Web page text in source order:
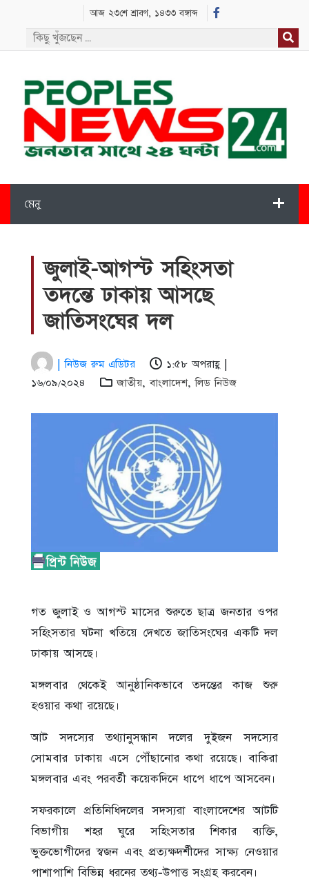
আজ ২৩শে শ্রাবণ, ১৪৩৩ বঙ্গাব্দ
মেনু
জুলাই-আগস্ট সহিংসতা
তদন্তে ঢাকায় আসছে
জাতিসংঘের দল
| নিউজ রুম এডিটর
১:৫৮ অপরাহ্ণ |
১৬/০৯/২০২৪
জাতীয়,বাংলাদেশ,লিড নিউজ
গত জুলাই ও আগস্ট মাসের শুরুতে ছাত্র জনতার ওপর
সহিংসতার ঘটনা খতিয়ে দেখতে জাতিসংঘের একটি দল
ঢাকায় আসছে।
মঙ্গলবার থেকেই আনুষ্ঠানিকভাবে তদন্তের কাজ শুরু
হওয়ার কথা রয়েছে।
আট সদস্যের তথ্যানুসন্ধান দলের দুইজন সদস্যের
সোমবার ঢাকায় এসে পৌঁছানোর কথা রয়েছে। বাকিরা
মঙ্গলবার এবং পরবর্তী কয়েকদিনে ধাপে ধাপে আসবেন।
সফরকালে প্রতিনিধিদলের সদস্যরা বাংলাদেশের আটটি
বিভাগীয় শহর ঘুরে সহিংসতার শিকার ব্যক্তি,
ভুক্তভোগীদের স্বজন এবং প্রত্যক্ষদর্শীদের সাক্ষ্য নেওয়ার
পাশাপাশি বিভিন্ন ধরনের তথ্য-উপাত্ত সংগ্রহ করবেন।